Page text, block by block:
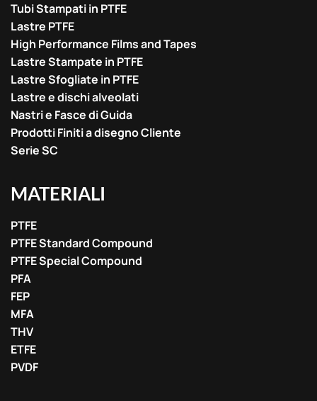
Tubi Stampati in PTFE
Lastre PTFE
High Performance Films and Tapes
Lastre Stampate in PTFE
Lastre Sfogliate in PTFE
Lastre e dischi alveolati
Nastri e Fasce di Guida
Prodotti Finiti a disegno Cliente
Serie SC
MATERIALI
PTFE
PTFE Standard Compound
PTFE Special Compound
PFA
FEP
MFA
THV
ETFE
PVDF